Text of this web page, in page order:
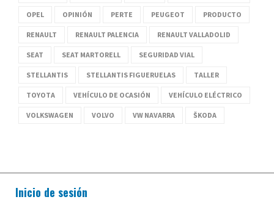
OPEL OPINIÓN PERTE PEUGEOT PRODUCTO
RENAULT RENAULT PALENCIA RENAULT VALLADOLID
SEAT SEAT MARTORELL SEGURIDAD VIAL
STELLANTIS STELLANTIS FIGUERUELAS TALLER
TOYOTA VEHÍCULO DE OCASIÓN VEHÍCULO ELÉCTRICO
VOLKSWAGEN VOLVO VW NAVARRA ŠKODA
Inicio de sesión